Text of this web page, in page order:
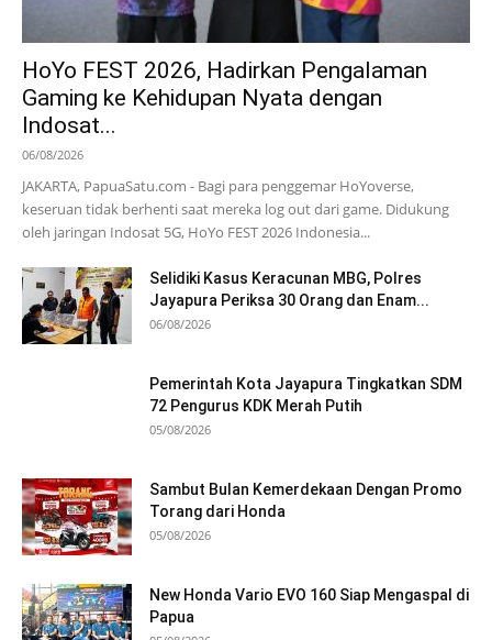
HoYo FEST 2026, Hadirkan Pengalaman
Gaming ke Kehidupan Nyata dengan
Indosat...
06/08/2026
JAKARTA, PapuaSatu.com - Bagi para penggemar HoYoverse,
keseruan tidak berhenti saat mereka log out dari game. Didukung
oleh jaringan Indosat 5G, HoYo FEST 2026 Indonesia...
Selidiki Kasus Keracunan MBG, Polres
Jayapura Periksa 30 Orang dan Enam...
06/08/2026
Pemerintah Kota Jayapura Tingkatkan SDM
72 Pengurus KDK Merah Putih
05/08/2026
Sambut Bulan Kemerdekaan Dengan Promo
Torang dari Honda
05/08/2026
New Honda Vario EVO 160 Siap Mengaspal di
Papua